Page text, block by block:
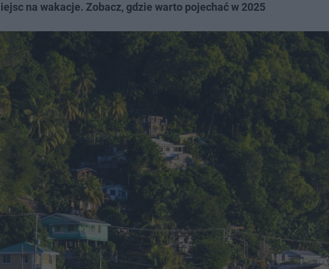
na wakacje. Zobacz, gdzie warto pojechać w 2025